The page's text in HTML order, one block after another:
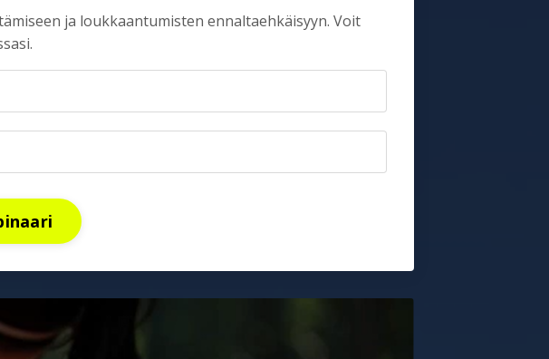
ja loukkaantumisten ennaltaehkäisyyn. Voit